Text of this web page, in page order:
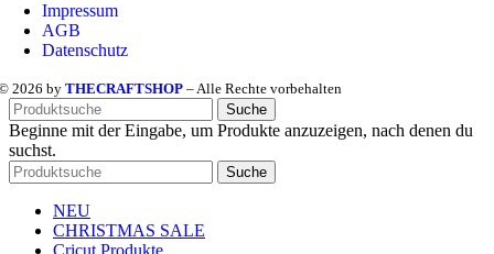
Impressum
AGB
Datenschutz
2026 by THECRAFTSHOP – Alle Rechte vorbehalten
Suche
Beginne mit der Eingabe, um Produkte anzuzeigen, nach denen du
suchst.
Suche
NEU
CHRISTMAS SALE